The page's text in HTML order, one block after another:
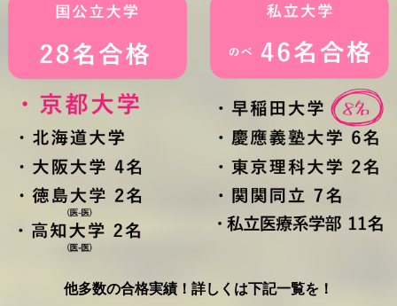
他多数の合格実績！詳しくは下記一覧を！